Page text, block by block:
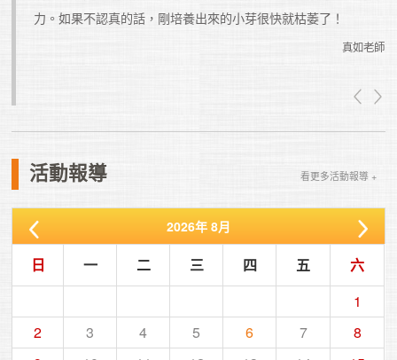
力。如果不認真的話，剛培養出來的小芽很快就枯萎了！
真如老師
活動報導 看更多活動報導 +
2026年 8月
日 一 二 三 四 五
六
1
2
3 4 5 6 7
8